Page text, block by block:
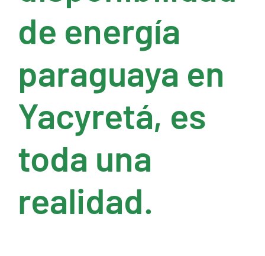
de energía
paraguaya en
Yacyretá, es
toda una
realidad.